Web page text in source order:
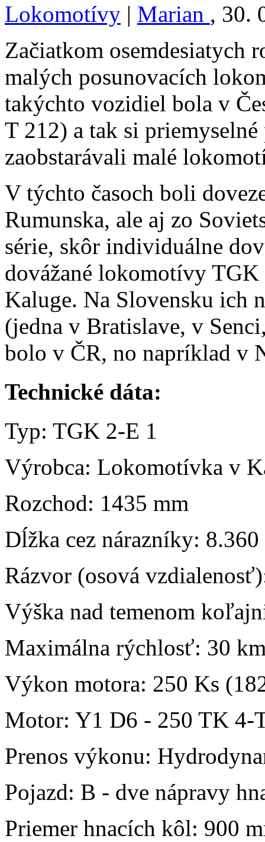
Lokomotívy | Marian , 30.
Začiatkom osemdesiatych
malých posunovacích
takýchto vozidiel bola v
T 212) a tak si
zaobstarávali malé
V týchto časoch boli
Rumunska, ale aj zo
série, skôr individuálne
dovážané lokomotívy
Kaluge. Na Slovensku ich
(jedna v Bratislave, v
bolo v ČR, no napríklad v
Technické dáta:
Typ: TGK 2-E 1
Výrobca: Lokomotívka v
Rozchod: 1435 mm
Dĺžka cez nárazníky: 8.360
Rázvor (osová
Výška nad temenom
Maximálna rýchlosť: 30
Výkon motora: 250 Ks
Motor: Y1 D6 - 250 TK 4-
Prenos výkonu:
Pojazd: B - dve nápravy
Priemer hnacích kôl: 900